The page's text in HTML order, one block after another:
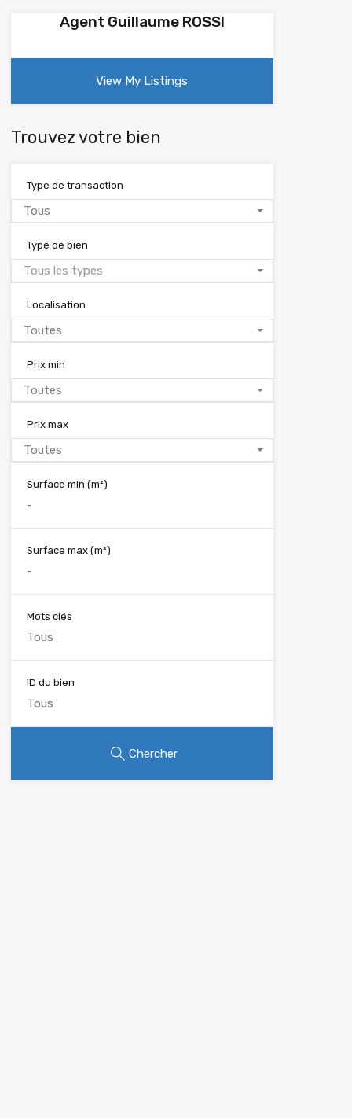
Agent Guillaume ROSSI
View My Listings
Trouvez votre bien
Type de transaction
Tous
Type de bien
Tous les types
Localisation
Toutes
Prix min
Toutes
Prix max
Toutes
Surface min (m²)
Surface max (m²)
Mots clés
ID du bien
Chercher